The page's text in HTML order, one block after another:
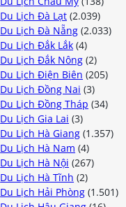
Du Lịch Đà Lạt (2.039)
Du Lịch Đà Nẵng (2.033)
Du Lịch Đắk Lắk (4)
Du Lịch Đắk Nông (2)
Du Lịch Điện Biên (205)
Du Lịch Đồng Nai (3)
Du Lịch Đồng Tháp (34)
Du Lịch Gia Lai (3)
Du Lịch Hà Giang (1.357)
Du Lịch Hà Nam (4)
Du Lịch Hà Nội (267)
Du Lịch Hà Tĩnh (2)
Du Lịch Hải Phòng (1.501)